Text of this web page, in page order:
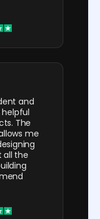
and
The
me
all the